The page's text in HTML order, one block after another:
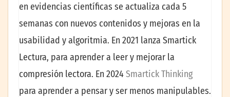
en evidencias científicas se actualiza cada 5
semanas con nuevos contenidos y mejoras en la
usabilidad y algoritmia. En 2021 lanza Smartick
Lectura, para aprender a leer y mejorar la
compresión lectora. En 2024Smartick Thinking
para aprender a pensar y ser menos manipulables.